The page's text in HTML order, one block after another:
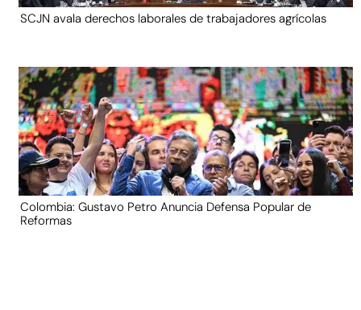
SCJN avala derechos laborales de trabajadores agrícolas
Colombia: Gustavo Petro Anuncia Defensa Popular de
Reformas